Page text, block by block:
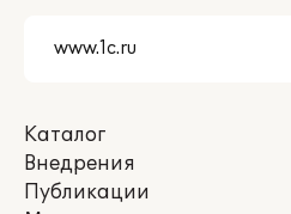
Каталог
Внедрения
Публикации